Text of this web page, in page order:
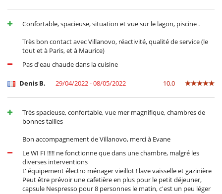
Confortable, spacieuse, situation et vue sur le lagon, piscine .
Très bon contact avec Villanovo, réactivité, qualité de service (le
tout et à Paris, et à Maurice)
Pas d'eau chaude dans la cuisine
Denis B. 29/04/2022 - 08/05/2022 10.0
Très spacieuse, confortable, vue mer magnifique, chambres de
bonnes tailles
Bon accompagnement de Villanovo, merci à Evane
Le WI FI !!!!! ne fonctionne que dans une chambre, malgré les
diverses interventions
L' équipement électro ménager vieillot ! lave vaisselle et gazinière
Peut être prévoir une cafetière en plus pour le petit déjeuner,
capsule Nespresso pour 8 personnes le matin, c'est un peu léger